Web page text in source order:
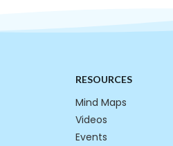
RESOURCES
Mind Maps
Videos
Events